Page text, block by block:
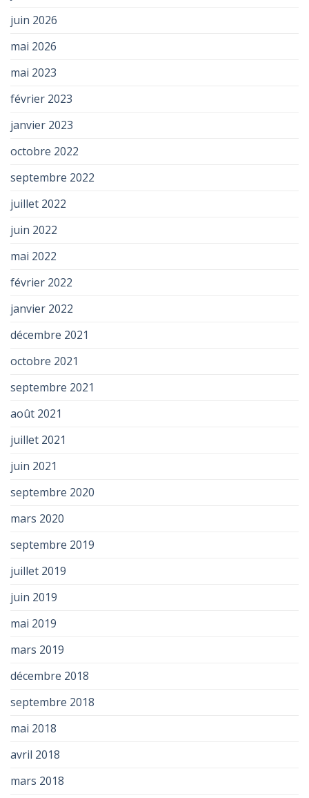
juin 2026
mai 2026
mai 2023
février 2023
janvier 2023
octobre 2022
septembre 2022
juillet 2022
juin 2022
mai 2022
février 2022
janvier 2022
décembre 2021
octobre 2021
septembre 2021
août 2021
juillet 2021
juin 2021
septembre 2020
mars 2020
septembre 2019
juillet 2019
juin 2019
mai 2019
mars 2019
décembre 2018
septembre 2018
mai 2018
avril 2018
mars 2018